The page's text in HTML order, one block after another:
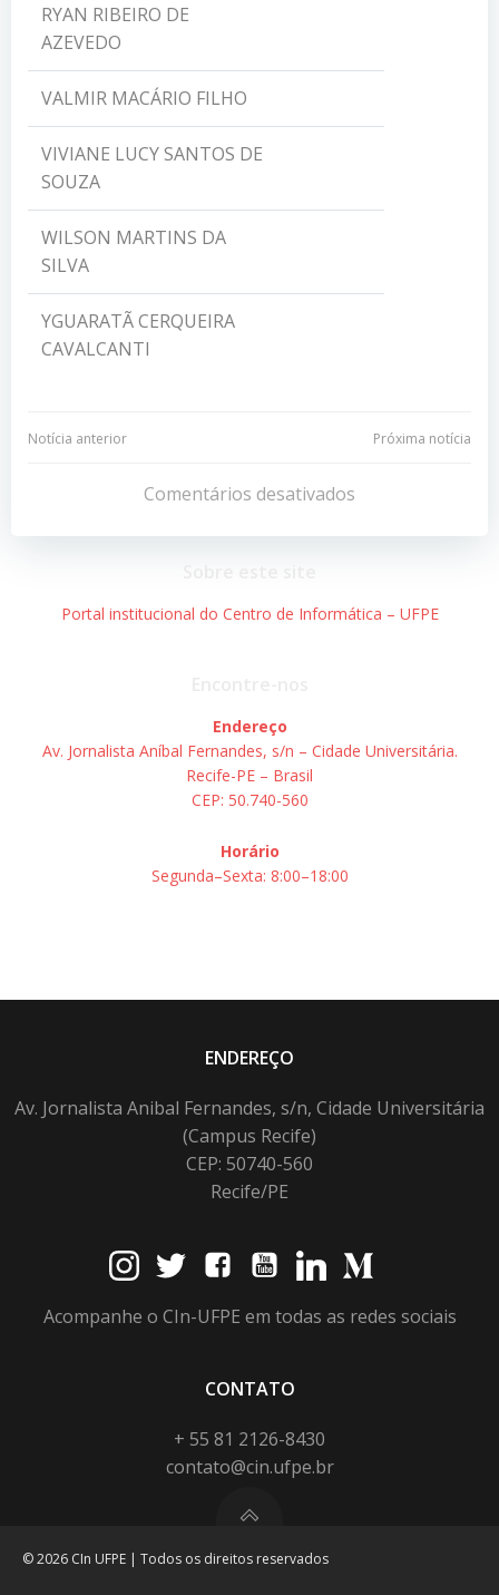
RYAN RIBEIRO DE
AZEVEDO
VALMIR MACÁRIO FILHO
VIVIANE LUCY SANTOS DE
SOUZA
WILSON MARTINS DA
SILVA
YGUARATÃ CERQUEIRA
CAVALCANTI
Navegação
Post
Notícia anterior
Navegação
de
Post
Próxima notícia
Comentários desativados
Portal institucional do Centro de Informática – UFPE
Endereço
Av. Jornalista Aníbal Fernandes, s/n – Cidade Universitária.
Recife-PE – Brasil
CEP: 50.740-560
Horário
Segunda–Sexta: 8:00–18:00
ENDEREÇO
Av. Jornalista Anibal Fernandes, s/n, Cidade Universitária
(Campus Recife)
CEP: 50740-560
Recife/PE
Acompanhe o CIn-UFPE em todas as redes sociais
CONTATO
+ 55 81 2126-8430
contato@cin.ufpe.br
© 2026 CIn UFPE | Todos os direitos reservados